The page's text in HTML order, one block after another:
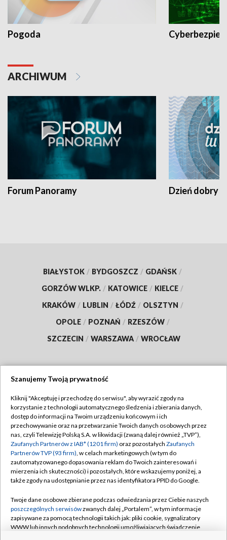
Pogoda
ARCHIWUM
Forum Panoramy Dzień dobry
BIAŁYSTOK / BYDGOSZCZ / GDAŃSK /
GORZÓW WLKP. / KATOWICE / KIELCE /
KRAKÓW / LUBLIN / ŁÓDŹ / OLSZTYN /
OPOLE / POZNAŃ / RZESZÓW /
SZCZECIN / WARSZAWA / WROCŁAW
TVP
Abonament TVP
Emisja w TVP
Centrum informacji TVP
Naziemna Telewizja Cyfrowa
Rada Programowa
System NOS
Regulamin TVP
Polityka prywatności
Moje zgody
Pomoc
Kontakt
Szanujemy Twoją prywatność
Kliknij "Akceptuję i przechodzę do serwisu", aby wyrazić zgody na
korzystanie z technologii automatycznego śledzenia i zbierania danych,
dostęp do informacji na Twoim urządzeniu końcowym i ich
przechowywanie oraz na przetwarzanie Twoich danych osobowych przez
nas, czyli Telewizję Polską S.A. w likwidacji (zwaną dalej również „TVP”),
Zaufanych Partnerów z IAB* (1201 firm) oraz pozostałych Zaufanych
Partnerów TVP (93 firm), w celach marketingowych (w tym do
zautomatyzowanego dopasowania reklam do Twoich zainteresowań i
mierzenia ich skuteczności) i pozostałych, które wskazujemy poniżej, a
także zgody na udostępnianie przez nas identyfikatora PPID do Google.
Twoje dane osobowe zbierane podczas odwiedzania przez Ciebie naszych
poszczególnych serwisówzwanych dalej „Portalem”, w tym informacje
zapisywane za pomocą technologii takich jak: pliki cookie, sygnalizatory
WWW lub innych podobnych technologii umożliwiających świadczenie